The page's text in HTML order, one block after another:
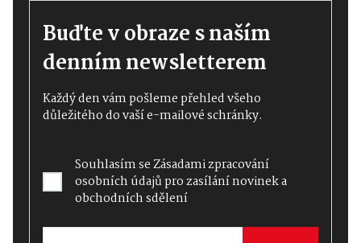
Buďte v obraze s naším
denním newsletterem
Každý den vám pošleme přehled všeho
důležitého do vaší e-mailové schránky.
Souhlasím seZásadami zpracování
osobních údajůpro zasílání novinek a
obchodních sdělení